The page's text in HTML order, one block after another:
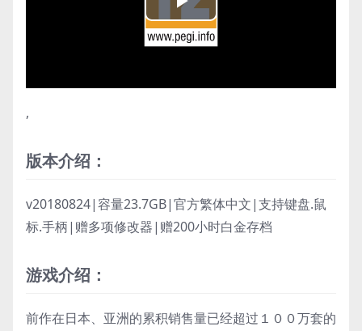
Play
Video
,
版本介绍：
v20180824|容量23.7GB|官方繁体中文|支持键盘.鼠
标.手柄|赠多项修改器|赠200小时白金存档
游戏介绍：
前作在日本、亚洲的累积销售量已经超过１００万套的